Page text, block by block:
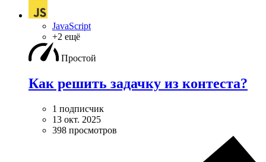
JavaScript
+2 ещё
Простой
Как решить задачку из контеста?
1 подписчик
13 окт. 2025
398 просмотров